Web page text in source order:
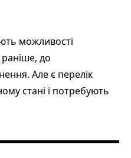
можливості
до
Але є перелік
стані і потребують